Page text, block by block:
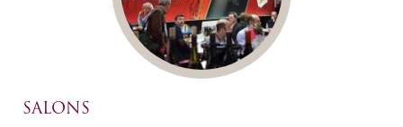
SALONS